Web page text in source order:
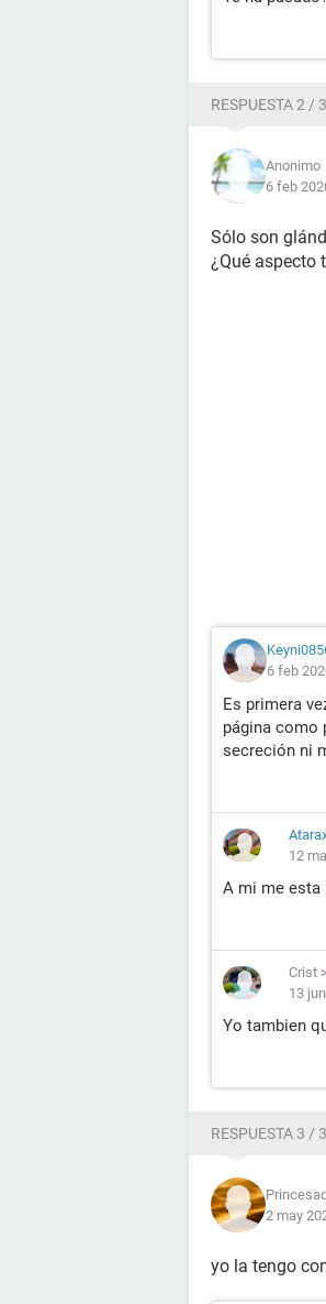
RESPUESTA 2 / 3
Anonimo
6 feb
Sólo son
¿Qué aspecto
6 feb
Es primera
página como
secreción ni
12
A mi me esta
Crist >
13
Yo tambien
RESPUESTA 3 / 3
2 may
yo la tengo